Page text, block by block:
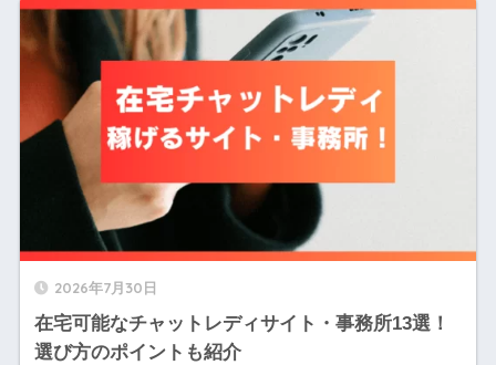
2026年7月30日
在宅可能なチャットレディサイト・事務所13選！
選び方のポイントも紹介